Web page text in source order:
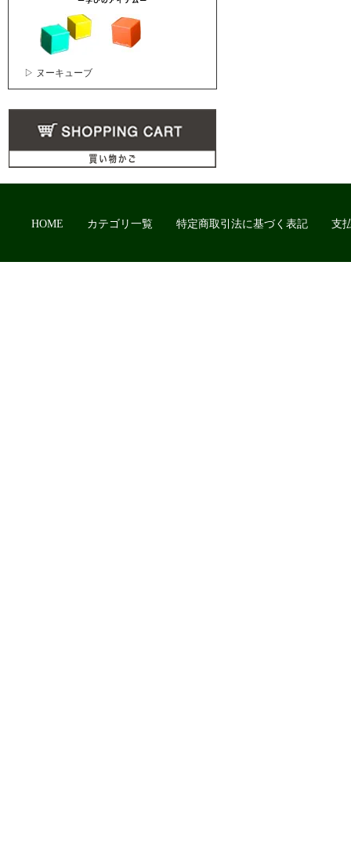
▷ ヌーキューブ
HOME カテゴリ一覧 特定商取引法に基づく表記 支